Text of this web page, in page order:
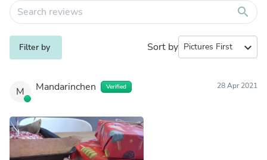
search
Filter by Sort by expand_more
M Mandarinchen Verified 28 Apr 2021